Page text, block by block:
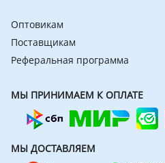
Оптовикам
Поставщикам
Реферальная программа
МЫ ПРИНИМАЕМ К ОПЛАТЕ
МЫ ДОСТАВЛЯЕМ